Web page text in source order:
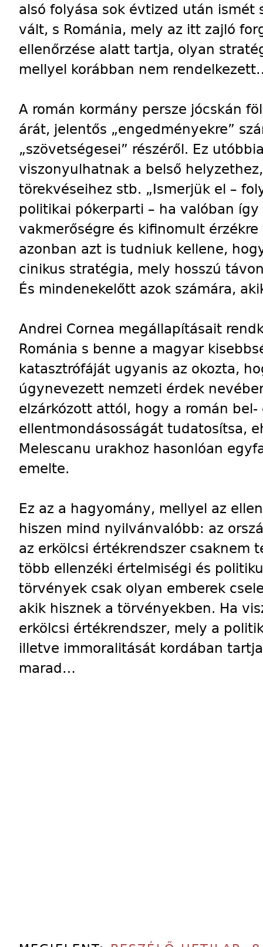
alsó folyása sok évtized után
vált, s Románia, mely az itt zajló
ellenőrzése alatt tartja, olyan
mellyel korábban nem
A román kormány persze jócskán
árát, jelentős „engedményekre”
„szövetségesei” részéről. Ez
viszonyulhatnak a belső
törekvéseihez stb. „Ismerjük el –
politikai pókerparti – ha valóban
vakmerőségre és kifinomult
azonban azt is tudniuk kellene,
cinikus stratégia, mely hosszú
És mindenekelőtt azok számára,
Andrei Cornea megállapításait
Románia s benne a magyar
katasztrófáját ugyanis az okozta,
úgynevezett nemzeti érdek
elzárkózott attól, hogy a román bel-
ellentmondásosságát tudatosítsa,
Melescanu urakhoz hasonlóan
emelte.
Ez az a hagyomány, mellyel az
hiszen mind nyilvánvalóbb: az
az erkölcsi értékrendszer csaknem
több ellenzéki értelmiségi és
törvények csak olyan emberek
akik hisznek a törvényekben. Ha
erkölcsi értékrendszer, mely a
illetve immoralitását kordában
marad…